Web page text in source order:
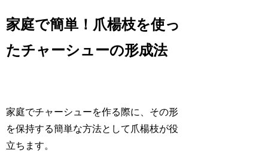
家庭で簡単！爪楊枝を使っ
たチャーシューの形成法
家庭でチャーシューを作る際に、その形
を保持する簡単な方法として爪楊枝が役
立ちます。